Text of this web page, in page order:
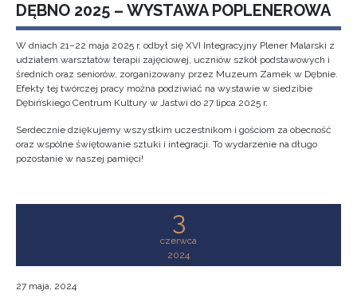
DĘBNO 2025 – WYSTAWA POPLENEROWA
W dniach 21–22 maja 2025 r. odbył się XVI Integracyjny Plener Malarski z
udziałem warsztatów terapii zajęciowej, uczniów szkół podstawowych i
średnich oraz seniorów, zorganizowany przez Muzeum Zamek w Dębnie.
Efekty tej twórczej pracy można podziwiać na wystawie w siedzibie
Dębińskiego Centrum Kultury w Jastwi do 27 lipca 2025 r.
Serdecznie dziękujemy wszystkim uczestnikom i gościom za obecność
oraz wspólne świętowanie sztuki i integracji. To wydarzenie na długo
pozostanie w naszej pamięci!
3
czerwca
2024
27 maja, 2024